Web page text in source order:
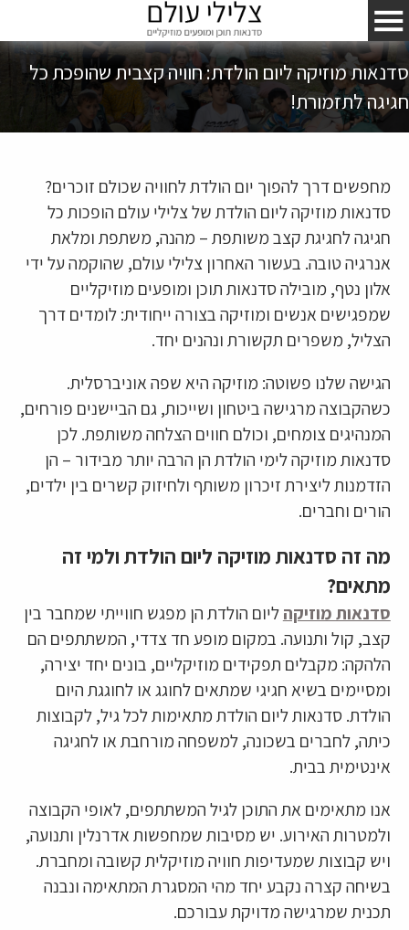
סדנאות מוזיקה ליום הולדת: חוויה קצבית שהופכת כל
חגיגה לתזמורת!
מחפשים דרך להפוך יום הולדת לחוויה שכולם זוכרים?
סדנאות מוזיקה ליום הולדת של צלילי עולם הופכות כל
חגיגה לחגיגת קצב משותפת – מהנה, משתפת ומלאת
אנרגיה טובה. בעשור האחרון צלילי עולם, שהוקמה על ידי
אלון נטף, מובילה סדנאות תוכן ומופעים מוזיקליים
שמפגישים אנשים ומוזיקה בצורה ייחודית: לומדים דרך
הצליל, משפרים תקשורת ונהנים יחד.
הגישה שלנו פשוטה: מוזיקה היא שפה אוניברסלית.
כשהקבוצה מרגישה ביטחון ושייכות, גם הביישנים פורחים,
המנהיגים צומחים, וכולם חווים הצלחה משותפת. לכן
סדנאות מוזיקה לימי הולדת הן הרבה יותר מבידור – הן
הזדמנות ליצירת זיכרון משותף ולחיזוק קשרים בין ילדים,
הורים וחברים.
מה זה סדנאות מוזיקה ליום הולדת ולמי זה
מתאים?
סדנאות מוזיקהליום הולדת הן מפגש חווייתי שמחבר בין
קצב, קול ותנועה. במקום מופע חד צדדי, המשתתפים הם
הלהקה: מקבלים תפקידים מוזיקליים, בונים יחד יצירה,
ומסיימים בשיא חגיגי שמתאים לחוגג או לחוגגת היום
הולדת. סדנאות ליום הולדת מתאימות לכל גיל, לקבוצות
כיתה, לחברים בשכונה, למשפחה מורחבת או לחגיגה
אינטימית בבית.
אנו מתאימים את התוכן לגיל המשתתפים, לאופי הקבוצה
ולמטרות האירוע. יש מסיבות שמחפשות אדרנלין ותנועה,
ויש קבוצות שמעדיפות חוויה מוזיקלית קשובה ומחברת.
בשיחה קצרה נקבע יחד מהי המסגרת המתאימה ונבנה
תכנית שמרגישה מדויקת עבורכם.